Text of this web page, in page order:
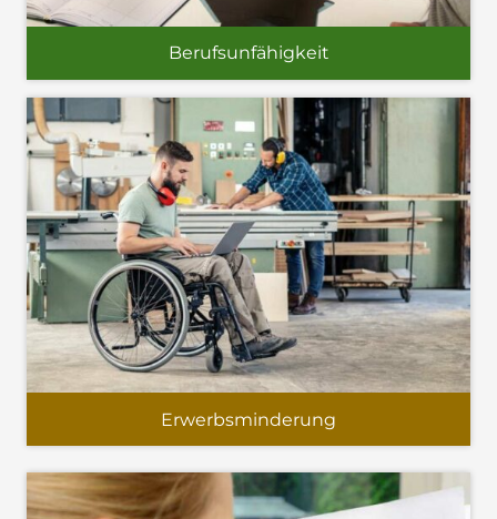
Berufsunfähigkeit
Erwerbsminderung